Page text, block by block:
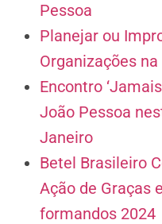
Pessoa
Planejar ou
Organizações
Encontro
João Pessoa
Janeiro
Betel Brasileiro
Ação de Graças
formandos 2024